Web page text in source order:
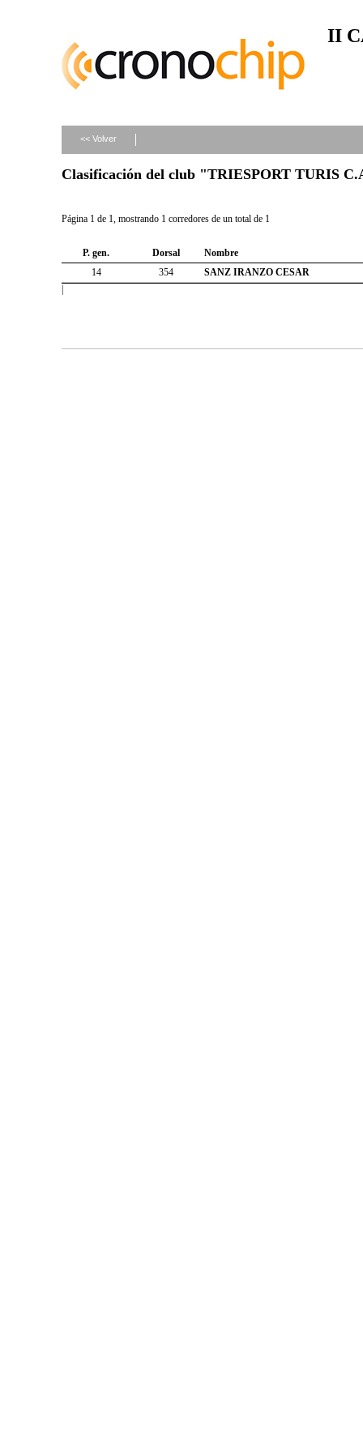
II
<< Volver
Clasificación del club "TRIESPORT TURIS
Página 1 de 1, mostrando 1 corredores de un total de 1
P. gen. Dorsal
Nombre
14
354
SANZ IRANZO CESAR
|